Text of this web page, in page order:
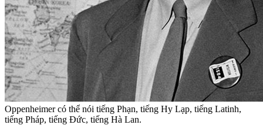
Oppenheimer có thể nói tiếng Phạn, tiếng Hy Lạp, tiếng Latinh,
tiếng Pháp, tiếng Đức, tiếng Hà Lan.